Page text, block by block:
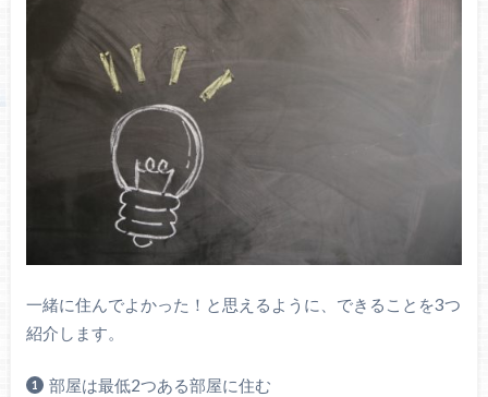
一緒に住んでよかった！と思えるように、できることを3つ
紹介します。
部屋は最低2つある部屋に住む